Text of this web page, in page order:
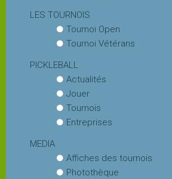
LES TOURNOIS
Tournoi Open
Tournoi Vétérans
PICKLEBALL
Actualités
Jouer
Tournois
Entreprises
MEDIA
Affiches des tournois
Photothèque